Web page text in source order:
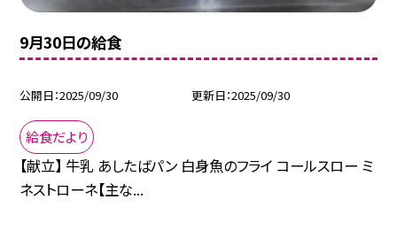
9月30日の給食
公開日 2025/09/30 更新日 2025/09/30
給食だより
【献立】 牛乳 あしたばパン 白身魚のフライ コールスロー ミ
ネストローネ【主な...